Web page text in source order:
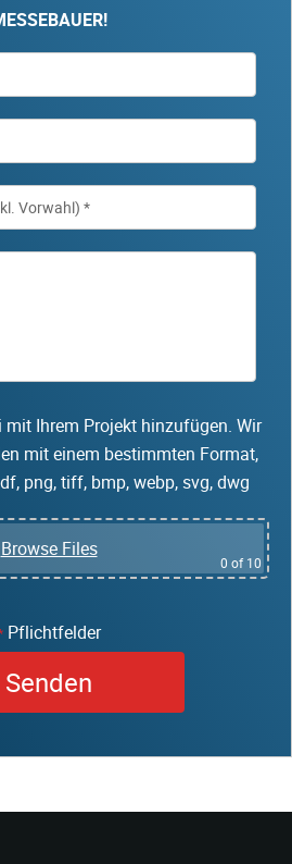
mit Ihrem Projekt hinzufügen. Wir
mit einem bestimmten Format,
png, tiff, bmp, webp, svg, dwg
Browse Files
0 of 10
Pflichtfelder